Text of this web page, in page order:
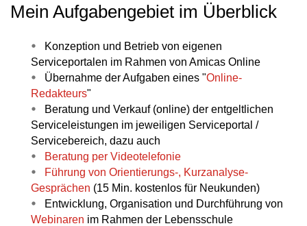
Mein Aufgabengebiet im Überblick
Konzeption und Betrieb von eigenen
Serviceportalen im Rahmen von Amicas Online
Übernahme der Aufgaben eines "Online-
Redakteurs"
Beratung und Verkauf (online) der entgeltlichen
Serviceleistungen im jeweiligen Serviceportal /
Servicebereich, dazu auch
Beratung per Videotelefonie
Führung von Orientierungs-, Kurzanalyse-
Gesprächen (15 Min. kostenlos für Neukunden)
Entwicklung, Organisation und Durchführung von
Webinaren im Rahmen der Lebensschule